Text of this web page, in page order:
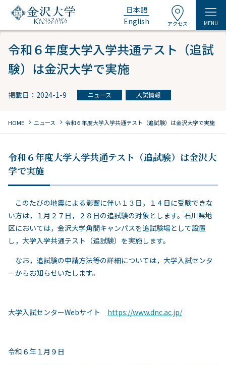
日本語
English
アクセス MENU
令和６年度大学入学共通テスト（追試
験）は金沢大学で実施
掲載日：2024-1-9 ニュース 入試情報
HOME chevron_right ニュース chevron_right 令和６年度大学入学共通テスト（追試験）は金沢大学で実施
令和６年度大学入学共通テスト（追試験）は金沢大
学で実施
このたびの地震による影響に伴い１３日，１４日に受験できな
い方は，１月２７日，２８日の追試験の対象とします。石川県地
区においては，金沢大学角間キャンパスを追試験場として設置
し，大学入学共通テスト（追試験）を実施します。
なお，追試験の申請方法等の詳細については，大学入試センタ
ーからお知らせいたします。
大学入試センターWebサイト https://www.dnc.ac.jp/
令和６年１月９日